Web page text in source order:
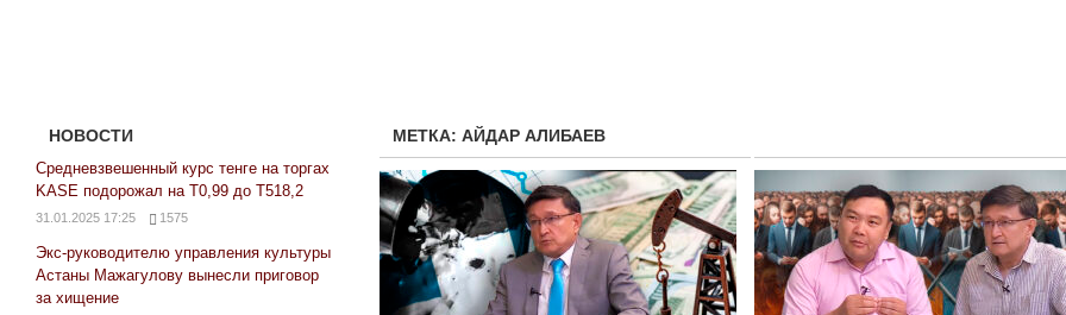
МЕТКА:АЙДАР АЛИБАЕВ
НОВОСТИ
Средневзвешенный курс тенге на торгах
KASE подорожал на Т0,99 до Т518,2
31.01.2025 17:25 1575
Экс-руководителю управления культуры
Астаны Мажагулову вынесли приговор
за хищение